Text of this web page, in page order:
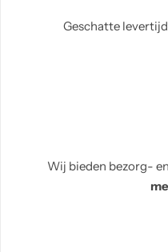
Geschatte
Wij bieden bezorg-